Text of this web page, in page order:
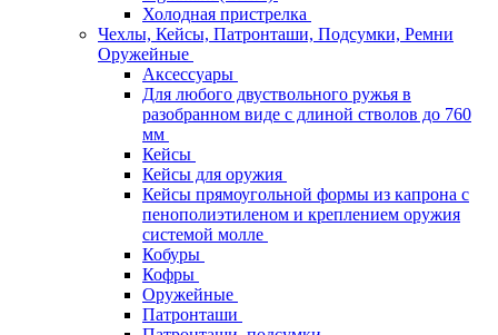
Холодная пристрелка
Чехлы, Кейсы, Патронташи, Подсумки, Ремни
Оружейные
Аксессуары
Для любого двуствольного ружья в
разобранном виде с длиной стволов до 760
мм
Кейсы
Кейсы для оружия
Кейсы прямоугольной формы из капрона с
пенополиэтиленом и креплением оружия
системой молле
Кобуры
Кофры
Оружейные
Патронташи